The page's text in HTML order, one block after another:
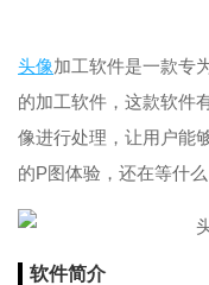
头像加工软件是一款专
的加工软件，这款软件
像进行处理，让用户能
的P图体验，还在等什
软件简介